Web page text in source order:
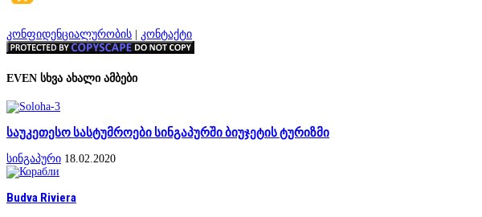
კონფიდენციალურობის | კონტაქტი
EVEN სხვა ახალი ამბები
საუკეთესო სასტუმროები სინგაპურში ბიუჯეტის ტურიზმი
სინგაპური 18.02.2020
Budva Riviera